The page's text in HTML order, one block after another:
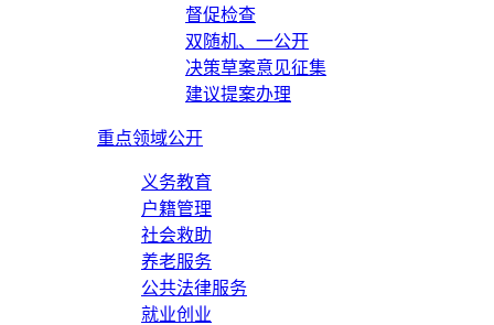
督促检查
双随机、一公开
决策草案意见征集
建议提案办理
重点领域公开
义务教育
户籍管理
社会救助
养老服务
公共法律服务
就业创业